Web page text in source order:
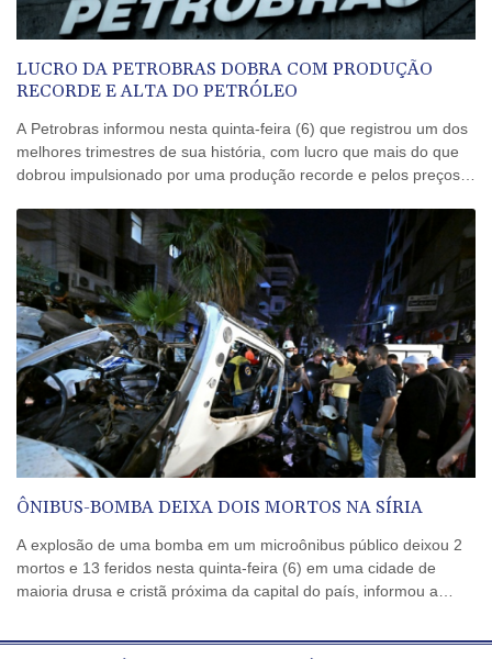
LUCRO DA PETROBRAS DOBRA COM PRODUÇÃO
RECORDE E ALTA DO PETRÓLEO
A Petrobras informou nesta quinta-feira (6) que registrou um dos
melhores trimestres de sua história, com lucro que mais do que
dobrou impulsionado por uma produção recorde e pelos preços
ÔNIBUS-BOMBA DEIXA DOIS MORTOS NA SÍRIA
A explosão de uma bomba em um microônibus público deixou 2
mortos e 13 feridos nesta quinta-feira (6) em uma cidade de
maioria drusa e cristã próxima da capital do país, informou a